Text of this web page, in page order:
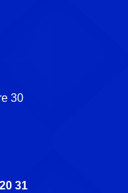
30
31